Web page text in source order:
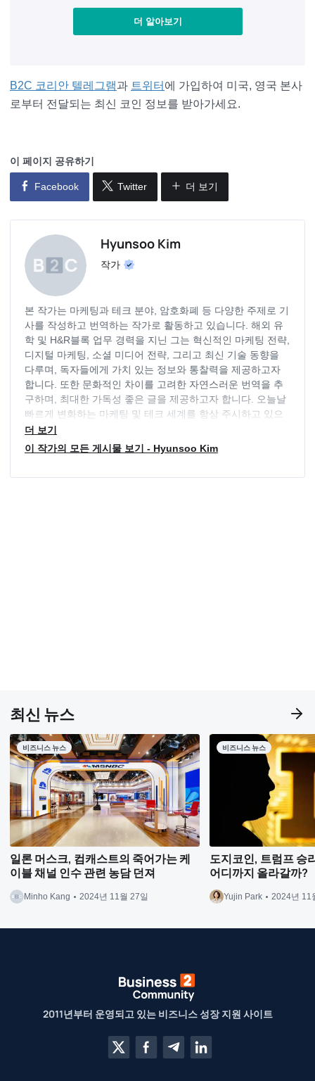
더 알아보기
B2C 코리안 텔레그램과 트위터 에 가입하여 미국, 영국 본사
로부터 전달되는 최신 코인 정보를 받아가세요.
이 페이지 공유하기
Facebook Twitter 더 보기
Hyunsoo Kim
작가
본 작가는 마케팅과 테크 분야, 암호화폐 등 다양한 주제로 기
사를 작성하고 번역하는 작가로 활동하고 있습니다. 해외 유
학 및 H&R블록 업무 경력을 지닌 그는 혁신적인 마케팅 전략,
디지털 마케팅, 소셜 미디어 전략, 그리고 최신 기술 동향을
다루며, 독자들에게 가치 있는 정보와 통찰력을 제공하고자
합니다. 또한 문화적인 차이를 고려한 자연스러운 번역을 추
구하며, 최대한 가독성 좋은 글을 제공하고자 합니다. 오늘날
빠르게 변화하는 마케팅 및 테크 세계를 항상 주시하고 있으
며, 독자들의 요구에 부응하기 위해 늘 최신 동향을 파악하고
있습니다.
더 보기
이 작가의 모든 게시물 보기 - Hyunsoo Kim
최신 뉴스
일론 머스크, 컴캐스트의 죽어가는 케
이블 채널 인수 관련 농담 던져
Minho Kang 2024년 11월 27일
비즈니스 뉴스
도지코인, 트럼프 승
어디까지 올라갈까?
Yujin Park 2024년 11
비즈니스 뉴스
2011년부터 운영되고 있는 비즈니스 성장 지원 사이트